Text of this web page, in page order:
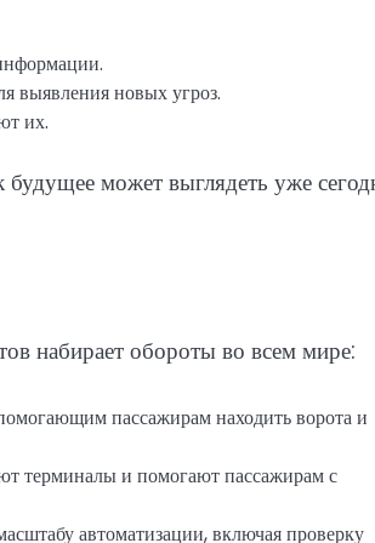
выявления новых угроз.
их.
может выглядеть уже
набирает обороты во всем мире:
пассажирам находить ворота и
терминалы и помогают пассажирам с
автоматизации, включая проверку